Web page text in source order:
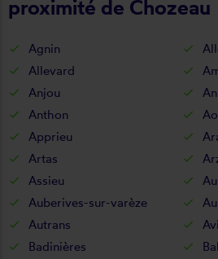
proximité de Chozeau
Agnin
Allevard
Anjou
Anthon
Apprieu
Artas
Assieu
Auberives-sur-varèze
Autrans
Badinières